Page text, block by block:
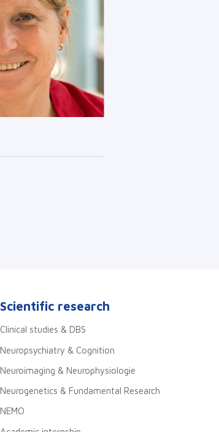
Scientific research
Clinical studies & DBS
Neuropsychiatry & Cognition
Neuroimaging & Neurophysiologie
Neurogenetics & Fundamental Research
NEMO